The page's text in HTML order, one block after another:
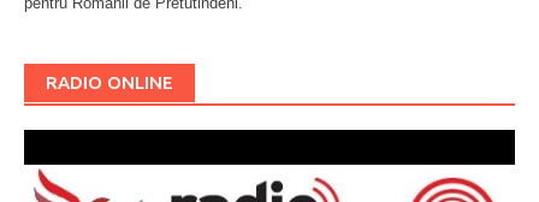
RADIO ONLINE